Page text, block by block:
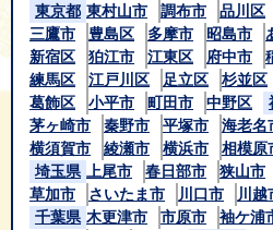
東京都 東村山市 調布市 品川区
三鷹市
豊島区 多摩市 昭島市
新宿区
狛江市 江東区 府中市
練馬区
江戸川区 足立区 杉並区
葛飾区
小平市 町田市 中野区
茅ヶ崎市
秦野市 平塚市 海老名
横須賀市
綾瀬市 横浜市 相模原
埼玉県
上尾市 春日部市 狭山市
草加市
さいたま市 川口市 川越
千葉県 木更津市 市原市 袖ケ浦